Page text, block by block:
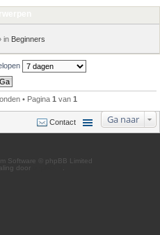
in Beginners
• Pagina 1 van 1
Ga naar
Contact
Software © phpBB Limited
door